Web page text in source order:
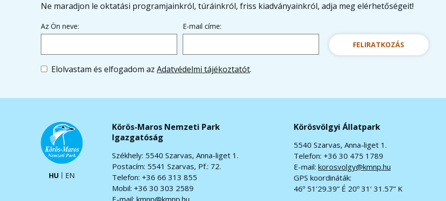
Ne maradjon le oktatási programjainkról, túráinkról, friss kiadványainkról, adja meg elérhetőségeit!
Az Ön neve: E-mail címe:
Elolvastam és elfogadom az Adatvédelmi tájékoztatót.
FELIRATKOZÁS
HU EN
Körös-Maros Nemzeti Park
Igazgatóság
Székhely: 5540 Szarvas, Anna-liget 1.
Postacím: 5541 Szarvas, Pf.: 72.
Telefon: +36 66 313 855
Mobil: +36 30 303 2589
Körösvölgyi Állatpark
5540 Szarvas, Anna-liget 1.
Telefon: +36 30 475 1789
E-mail: korosvolgy@kmnp.hu
GPS koordináták:
46º 51’29.39” É 20º 31’ 31.57” K